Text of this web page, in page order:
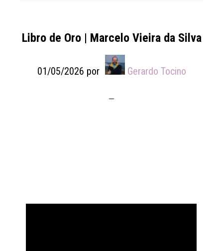
Libro de Oro | Marcelo Vieira da Silva
01/05/2026 por Gerardo Tocino